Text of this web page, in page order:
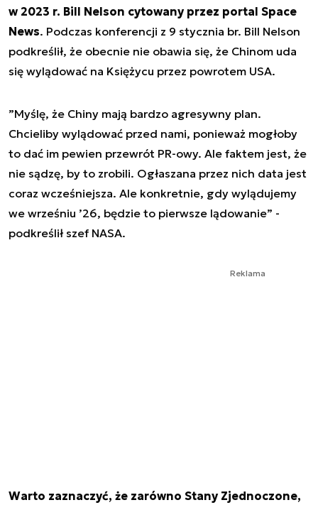
w 2023 r. Bill Nelson cytowany przez portal Space
News. Podczas konferencji z 9 stycznia br. Bill Nelson
podkreślił, że obecnie nie obawia się, że Chinom uda
się wylądować na Księżycu przez powrotem USA.
”Myślę, że Chiny mają bardzo agresywny plan.
Chcieliby wylądować przed nami, ponieważ mogłoby
to dać im pewien przewrót PR-owy. Ale faktem jest, że
nie sądzę, by to zrobili. Ogłaszana przez nich data jest
coraz wcześniejsza. Ale konkretnie, gdy wylądujemy
we wrześniu ’26, będzie to pierwsze lądowanie” -
podkreślił szef NASA.
Reklama
Warto zaznaczyć, że zarówno Stany Zjednoczone,